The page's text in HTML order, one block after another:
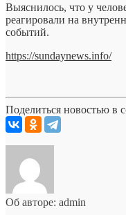
Выяснилось, что у
реагировали на
событий.
https://sundaynews.info/
Поделиться новостью в
Об авторе: admin